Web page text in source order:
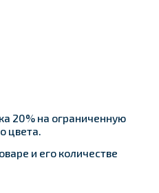
20% на ограниченную
цвета.
и его количестве